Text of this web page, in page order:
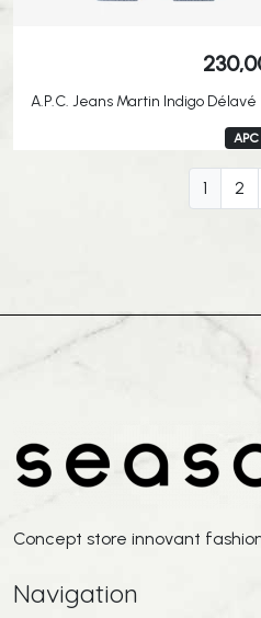
A.P.C. Jeans Martin Indigo Délavé
APC
1 2
Concept store innovant
Navigation